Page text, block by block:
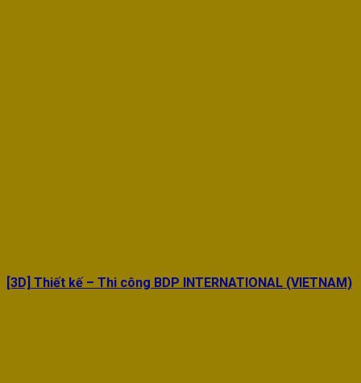
[3D] Thiết kế – Thi công BDP INTERNATIONAL (VIETNAM)